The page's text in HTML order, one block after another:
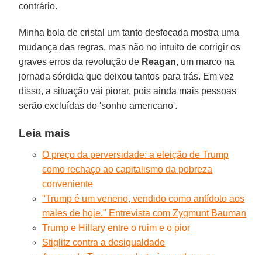
contrário.
Minha bola de cristal um tanto desfocada mostra uma
mudança das regras, mas não no intuito de corrigir os
graves erros da revolução de Reagan, um marco na
jornada sórdida que deixou tantos para trás. Em vez
disso, a situação vai piorar, pois ainda mais pessoas
serão excluídas do 'sonho americano'.
Leia mais
O preço da perversidade: a eleição de Trump
como rechaço ao capitalismo da pobreza
conveniente
"Trump é um veneno, vendido como antídoto aos
males de hoje." Entrevista com Zygmunt Bauman
Trump e Hillary entre o ruim e o pior
Stiglitz contra a desigualdade